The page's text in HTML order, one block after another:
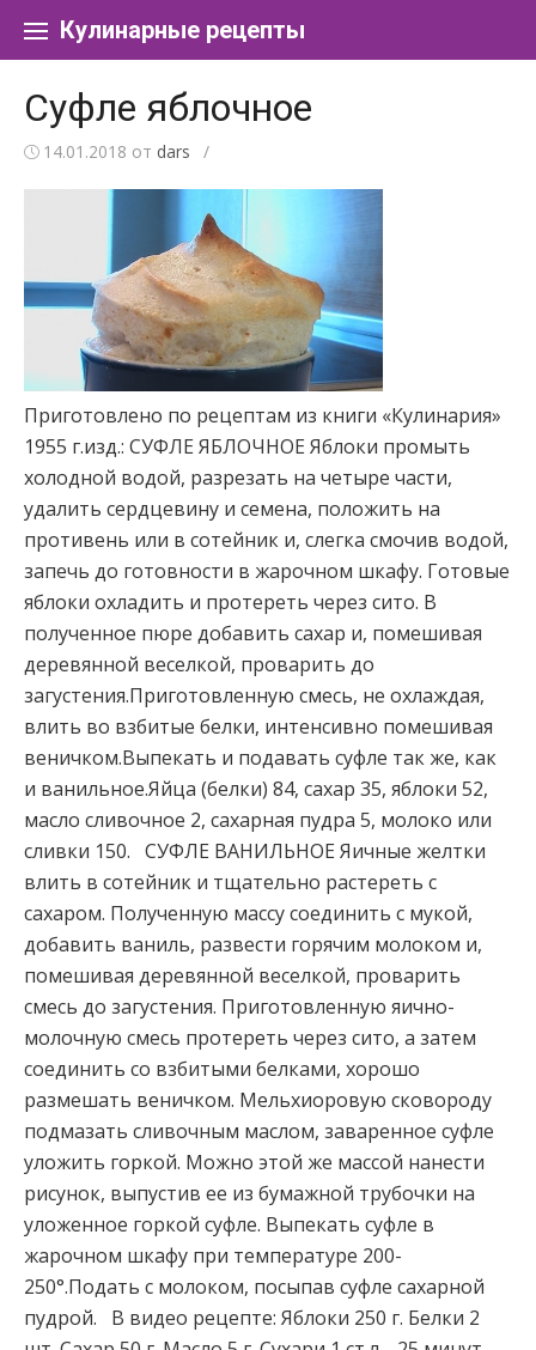
Кулинарные рецепты
Суфле яблочное
14.01.2018 от dars /
Приготовлено по рецептам из книги «Кулинария»
1955 г.изд.: СУФЛЕ ЯБЛОЧНОЕ Яблоки промыть
холодной водой, разрезать на четыре части,
удалить сердцевину и семена, положить на
противень или в сотейник и, слегка смочив водой,
запечь до готовности в жарочном шкафу. Готовые
яблоки охладить и протереть через сито. В
полученное пюре добавить сахар и, помешивая
деревянной веселкой, проварить до
загустения.Приготовленную смесь, не охлаждая,
влить во взбитые белки, интенсивно помешивая
веничком.Выпекать и подавать суфле так же, как
и ванильное.Яйца (белки) 84, сахар 35, яблоки 52,
масло сливочное 2, сахарная пудра 5, молоко или
сливки 150. СУФЛЕ ВАНИЛЬНОЕ Яичные желтки
влить в сотейник и тщательно растереть с
сахаром. Полученную массу соединить с мукой,
добавить ваниль, развести горячим молоком и,
помешивая деревянной веселкой, проварить
смесь до загустения. Приготовленную яично-
молочную смесь протереть через сито, а затем
соединить со взбитыми белками, хорошо
размешать веничком. Мельхиоровую сковороду
подмазать сливочным маслом, заваренное суфле
уложить горкой. Можно этой же массой нанести
рисунок, выпустив ее из бумажной трубочки на
уложенное горкой суфле. Выпекать суфле в
жарочном шкафу при температуре 200-
250°.Подать с молоком, посыпав суфле сахарной
пудрой. В видео рецепте: Яблоки 250 г. Белки 2